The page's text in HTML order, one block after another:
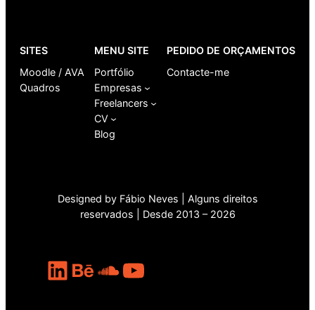
SITES
Moodle / AVA
Quadros
MENU SITE
Portfólio
Empresas
Freelancers
CV
Blog
PEDIDO DE ORÇAMENTOS
Contacte-me
Designed by Fábio Neves | Alguns direitos
reservados | Desde 2013 – 2026